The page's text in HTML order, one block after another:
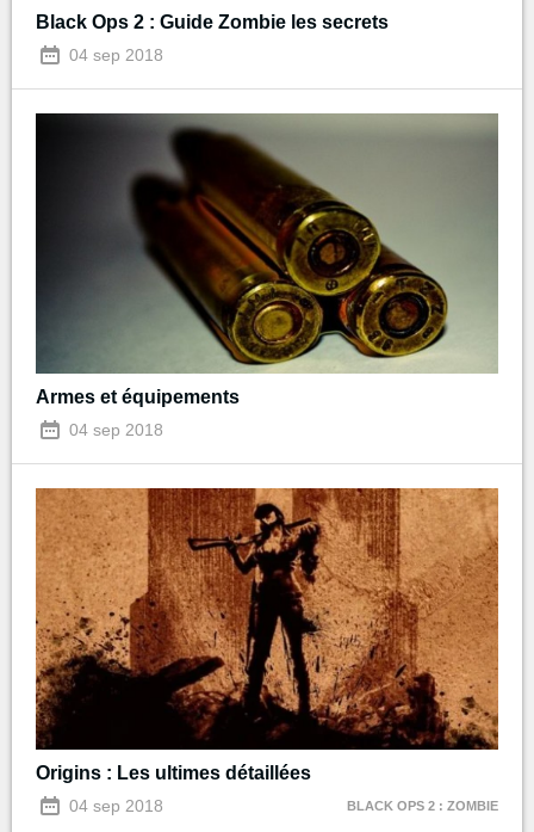
Black Ops 2 : Guide Zombie les secrets
04 sep 2018
Armes et équipements
04 sep 2018
Origins : Les ultimes détaillées
04 sep 2018 BLACK OPS 2 : ZOMBIE